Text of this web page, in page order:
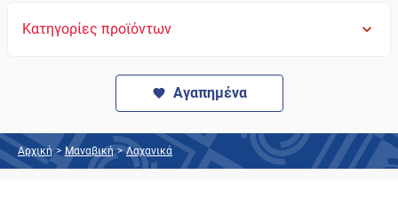
Κατηγορίες προϊόντων
Αγαπημένα
Αρχική > Μαναβική > Λαχανικά